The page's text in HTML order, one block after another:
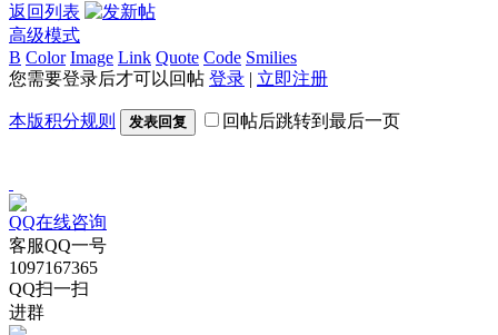
返回列表
高级模式
B Color Image Link Quote Code Smilies
您需要登录后才可以回帖 登录 | 立即注册
本版积分规则 发表回复 回帖后跳转到最后一页
QQ在线咨询
客服QQ一号
1097167365
QQ扫一扫
进群